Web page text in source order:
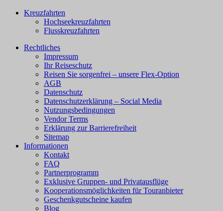
Kreuzfahrten
Hochseekreuzfahrten
Flusskreuzfahrten
Rechtliches
Impressum
Ihr Reiseschutz
Reisen Sie sorgenfrei – unsere Flex-Option
AGB
Datenschutz
Datenschutzerklärung – Social Media
Nutzungsbedingungen
Vendor Terms
Erklärung zur Barrierefreiheit
Sitemap
Informationen
Kontakt
FAQ
Partnerprogramm
Exklusive Gruppen- und Privatausflüge
Kooperationsmöglichkeiten für Touranbieter
Geschenkgutscheine kaufen
Blog